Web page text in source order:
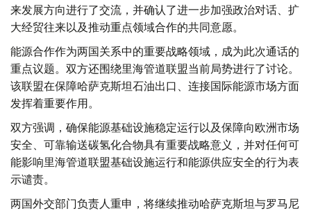
来发展方向进行了交流，并确认了进一步加强政治对话、扩
大经贸往来以及推动重点领域合作的共同意愿。
能源合作作为两国关系中的重要战略领域，成为此次通话的
重点议题。双方还围绕里海管道联盟当前局势进行了讨论。
该联盟在保障哈萨克斯坦石油出口、连接国际能源市场方面
发挥着重要作用。
双方强调，确保能源基础设施稳定运行以及保障向欧洲市场
安全、可靠输送碳氢化合物具有重要战略意义，并对任何可
能影响里海管道联盟基础设施运行和能源供应安全的行为表
示谴责。
两国外交部门负责人重申，将继续推动哈萨克斯坦与罗马尼